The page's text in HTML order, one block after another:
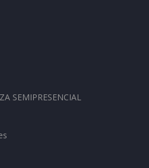
SEMIPRESENCIAL